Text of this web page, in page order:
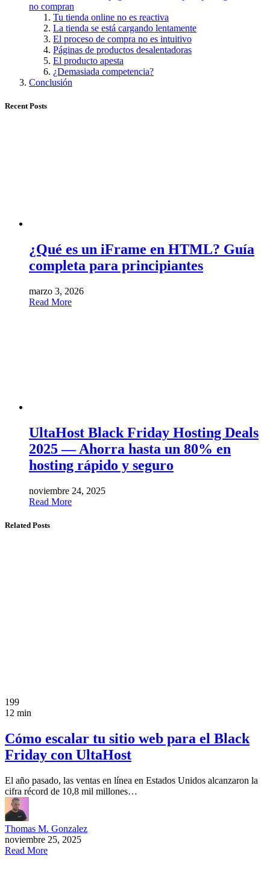
no compran
Tu tienda online no es reactiva
La tienda se está cargando lentamente
El proceso de compra no es intuitivo
Páginas de productos desalentadoras
El producto apesta
¿Demasiada competencia?
Conclusión
Recent Posts
¿Qué es un iFrame en HTML? Guía
completa para principiantes
marzo 3, 2026
Read More
UltaHost Black Friday Hosting Deals
2025 — Ahorra hasta un 80% en
hosting rápido y seguro
noviembre 24, 2025
Read More
Related Posts
199
12 min
Cómo escalar tu sitio web para el Black
Friday con UltaHost
El año pasado, las ventas en línea en Estados Unidos alcanzaron la
cifra récord de 10,8 mil millones…
Thomas M. Gonzalez
noviembre 25, 2025
Read More